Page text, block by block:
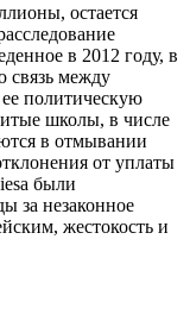
остается
в 2012 году, в
связь между
политическую
школы, в числе
в отмывании
от уплаты
были
за незаконное
жестокость и